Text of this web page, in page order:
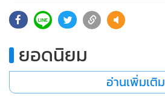
ยอดนิยม
อ่านเพิ่มเติม